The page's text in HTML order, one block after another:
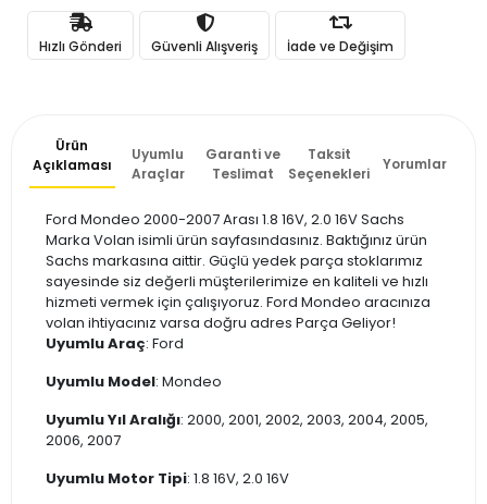
Hızlı Gönderi Güvenli Alışveriş İade ve Değişim
Ürün
Açıklaması
Uyumlu
Araçlar
Garanti ve
Teslimat
Taksit
Seçenekleri
Yorumlar
Ford Mondeo 2000-2007 Arası 1.8 16V, 2.0 16V Sachs
Marka Volan isimli ürün sayfasındasınız. Baktığınız ürün
Sachs markasına aittir. Güçlü yedek parça stoklarımız
sayesinde siz değerli müşterilerimize en kaliteli ve hızlı
hizmeti vermek için çalışıyoruz. Ford Mondeo aracınıza
volan ihtiyacınız varsa doğru adres Parça Geliyor!
Uyumlu Araç: Ford
Uyumlu Model: Mondeo
Uyumlu Yıl Aralığı: 2000, 2001, 2002, 2003, 2004, 2005,
2006, 2007
Uyumlu Motor Tipi: 1.8 16V, 2.0 16V